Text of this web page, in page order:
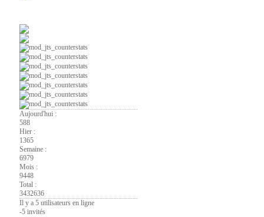
Aujourd'hui :
588
Hier :
1365
Semaine :
6979
Mois :
9448
Total :
3432636
Il y a 5 utilisateurs en ligne
-5 invités